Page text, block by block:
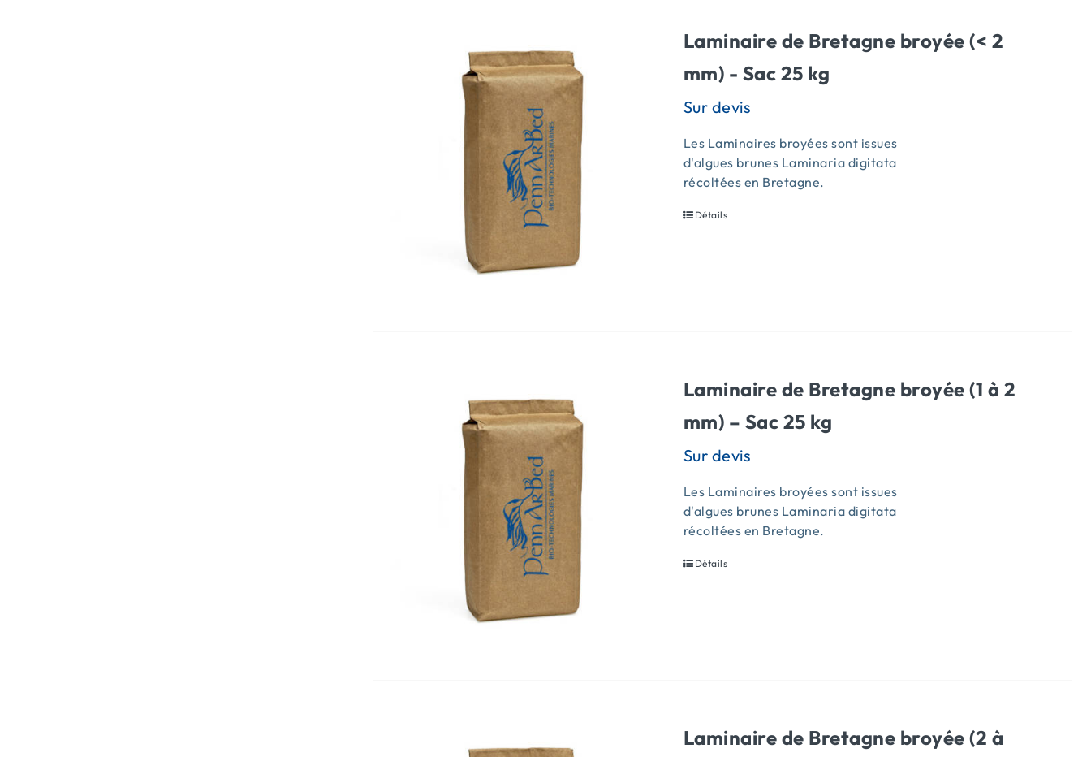
Laminaire de Bretagne broyée (< 2
mm) - Sac 25 kg
Les Laminaires broyées sont issues
d'algues brunes Laminaria digitata
récoltées en Bretagne.
Détails
Laminaire de Bretagne broyée (1 à 2
mm) – Sac 25 kg
Les Laminaires broyées sont issues
d'algues brunes Laminaria digitata
récoltées en Bretagne.
Détails
Laminaire de Bretagne broyée (2 à